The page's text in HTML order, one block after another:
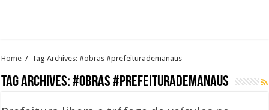
Home / Tag Archives: #obras #prefeiturademanaus
Tag Archives:#obras #prefeiturademanaus